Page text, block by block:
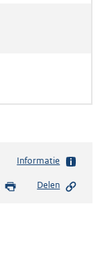
Informatie
Delen